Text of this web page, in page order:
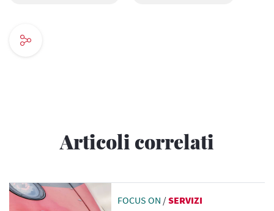
Articoli correlati
FOCUS ON /SERVIZI